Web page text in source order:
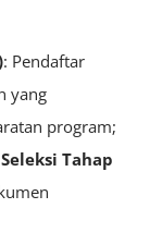
: Pendaftar
yang
program;
Tahap